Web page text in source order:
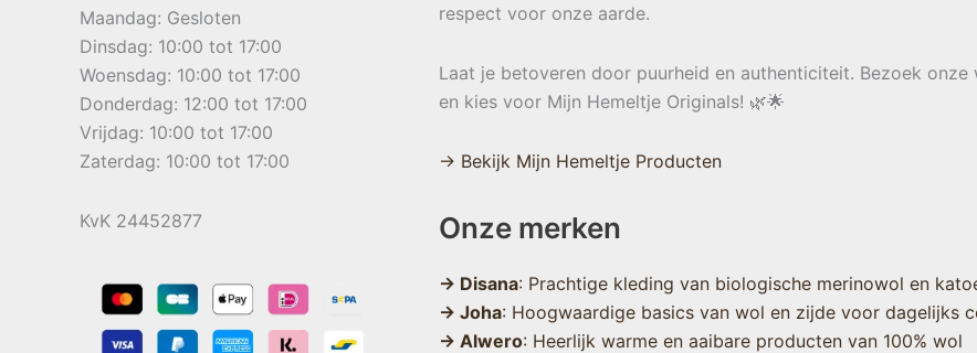
Maandag: Gesloten
Dinsdag: 10:00 tot 17:00
Woensdag: 10:00 tot 17:00
Donderdag: 12:00 tot 17:00
Vrijdag: 10:00 tot 17:00
Zaterdag: 10:00 tot 17:00
KvK 24452877
respect voor onze aarde.
Laat je betoveren door puurheid en authenticiteit. Bezoek onze
en kies voor Mijn Hemeltje Originals! 🌿🌟
→ Bekijk Mijn Hemeltje Producten
Onze merken
→ Disana: Prachtige kleding van biologische merinowol en
→ Joha: Hoogwaardige basics van wol en zijde voor dagelijks
→ Alwero: Heerlijk warme en aaibare producten van 100% wol